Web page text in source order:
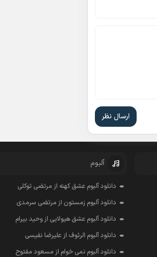
آلبوم
دانلود آلبوم عشق کهنه از مرتضی توکلی
دانلود آلبوم زمستون از مرتضی سرمدی
دانلود آلبوم عشق هیولایی از وحید بیرام
دانلود آلبوم الرئوف از علیرضا نفیسی
دانلود آلبوم نمی خوام از مسعود مفتوح